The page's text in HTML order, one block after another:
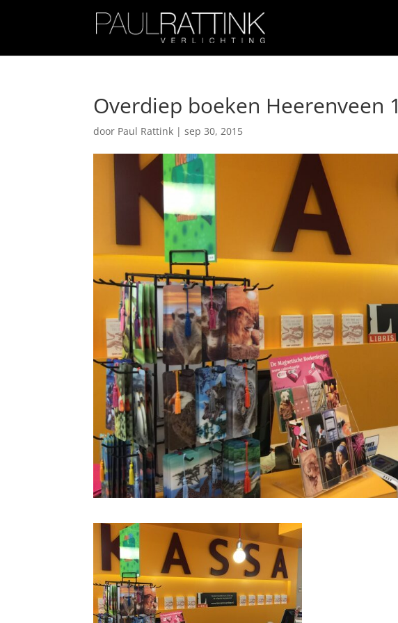
Overdiep boeken Heerenveen 1
door Paul Rattink |sep 30, 2015